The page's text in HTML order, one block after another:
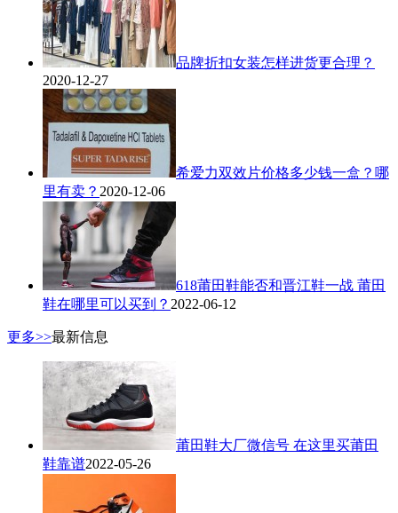
品牌折扣女装怎样进货更合理？
2020-12-27
希爱力双效片价格多少钱一盒？哪
里有卖？ 2020-12-06
618莆田鞋能否和晋江鞋一战 莆田
鞋在哪里可以买到？ 2022-06-12
更多>>最新信息
莆田鞋大厂微信号 在这里买莆田
鞋靠谱2022-05-26